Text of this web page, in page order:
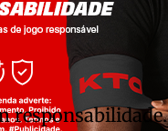
responsabilidade.